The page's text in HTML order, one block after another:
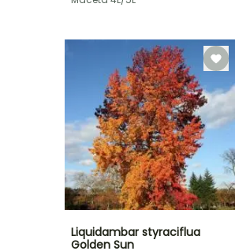
Liquidambar styraciflua
Golden Sun